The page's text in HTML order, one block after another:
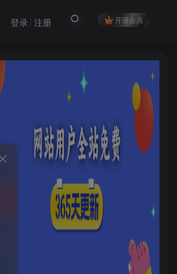
开通会员
登录 注册
HI！请登录
登录